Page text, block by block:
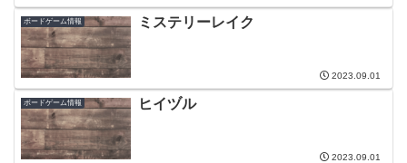
ボードゲーム情報 ミステリーレイク
2023.09.01
ボードゲーム情報 ヒイヅル
2023.09.01